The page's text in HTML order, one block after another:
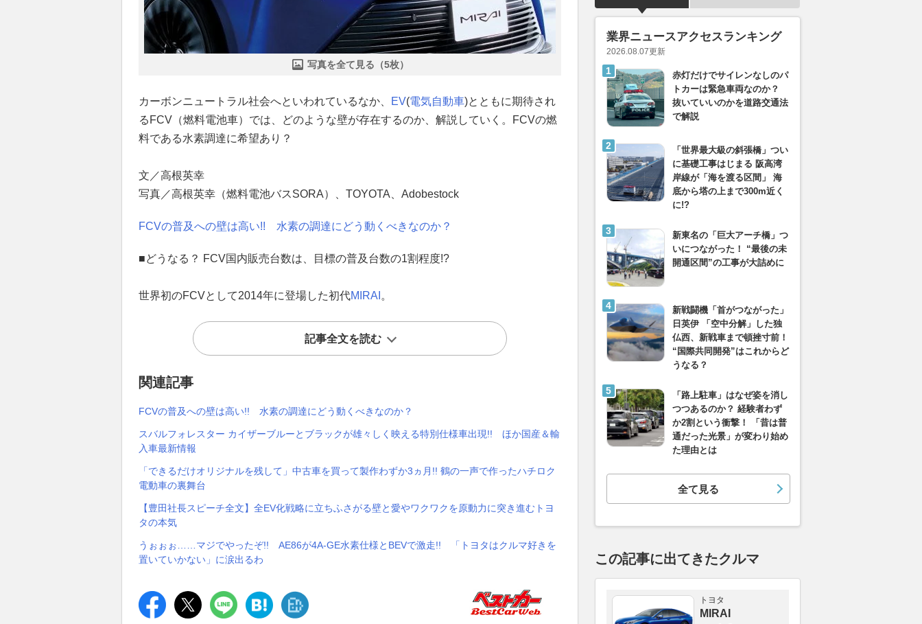
写真を全て見る（5枚）
カーボンニュートラル社会へといわれているなか、 EV(電気自動車)とともに期待され
るFCV（燃料電池車）では、どのような壁が存在するのか、解説していく。FCVの燃
料である水素調達に希望あり？
文／高根英幸
写真／高根英幸（燃料電池バスSORA）、TOYOTA、Adobestock
FCVの普及への壁は高い!! 水素の調達にどう動くべきなのか？
■どうなる？ FCV国内販売台数は、目標の普及台数の1割程度!?
世界初のFCVとして2014年に登場した初代MIRAI 。
記事全文を読む
関連記事
FCVの普及への壁は高い!! 水素の調達にどう動くべきなのか？
スバルフォレスター カイザーブルーとブラックが雄々しく映える特別仕様車出現!! ほか国産＆輸
入車最新情報
「できるだけオリジナルを残して」中古車を買って製作わずか3ヵ月!! 鶴の一声で作ったハチロク
電動車の裏舞台
【豊田社長スピーチ全文】全EV化戦略に立ちふさがる壁と愛やワクワクを原動力に突き進むトヨ
タの本気
うぉぉぉ……マジでやったぞ!! AE86が4A-GE水素仕様とBEVで激走!! 「トヨタはクルマ好きを
置いていかない」に涙出るわ
業界ニュースアクセスランキング
2026.08.07更新
赤灯だけでサイレンなしのパ
トカーは緊急車両なのか？
抜いていいのかを道路交通法
で解説
「世界最大級の斜張橋」つい
に基礎工事はじまる 阪高湾
岸線が「海を渡る区間」 海
底から塔の上まで300m近く
に!?
新東名の「巨大アーチ橋」つ
いにつながった！ “最後の未
開通区間”の工事が大詰めに
新戦闘機「首がつながった」
日英伊 「空中分解」した独
仏西、新戦車まで頓挫寸前！
“国際共同開発”はこれからど
うなる？
「路上駐車」はなぜ姿を消し
つつあるのか？ 経験者わず
か2割という衝撃！ 「昔は普
通だった光景」が変わり始め
た理由とは
全て見る
この記事に出てきたクルマ
トヨタ
MIRAI